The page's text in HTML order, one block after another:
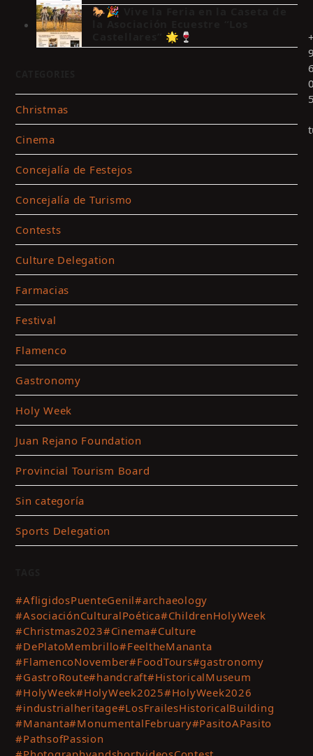
🐎🎉 Vive la Feria en la Caseta de
Castellares” 🌟🍷
Christmas
Cinema
Concejalía de Festejos
Concejalía de Turismo
Contests
Culture Delegation
Farmacias
Festival
Flamenco
Gastronomy
Holy Week
Juan Rejano Foundation
Provincial Tourism Board
Sin categoría
Sports Delegation
#AfligidosPuenteGenil#archaeology
#AsociaciónCulturalPoética#ChildrenHolyWeek
#Christmas2023#Cinema#Culture
#DePlatoMembrillo#FeeltheMananta
#FlamencoNovember#FoodTours#gastronomy
#GastroRoute#handcraft#HistoricalMuseum
#HolyWeek#HolyWeek2025#HolyWeek2026
#industrialheritage#LosFrailesHistoricalBuilding
#Mananta#MonumentalFebruary#PasitoAPasito
#PathsofPassion